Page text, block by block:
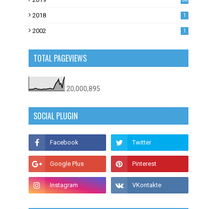
2018 1
2002 1
TOTAL PAGEVIEWS
20,000,895
SOCIAL PLUGIN